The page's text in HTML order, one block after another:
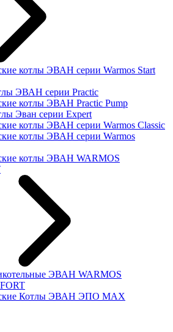
котлы ЭВАН серии Warmos Start
ЭВАН серии Practic
котлы ЭВАН Practic Pump
Эван серии Expert
котлы ЭВАН серии Warmos Classic
котлы ЭВАН серии Warmos
котлы ЭВАН WARMOS
ЭВАН WARMOS
Котлы ЭВАН ЭПО MAX